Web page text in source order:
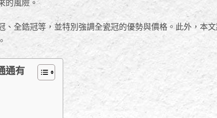
的風險。
、全鋯冠等，並特別強調全瓷冠的優勢與價格。此外，本
通有